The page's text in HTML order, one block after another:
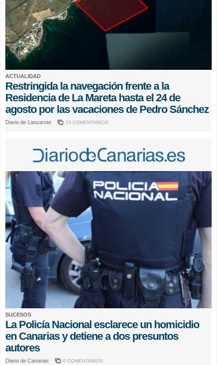
ACTUALIDAD
Restringida la navegación frente a la
Residencia de La Mareta hasta el 24 de
agosto por las vacaciones de Pedro Sánchez
Diario de Lanzarote 23 COMENTARIOS
SUCESOS
La Policía Nacional esclarece un homicidio
en Canarias y detiene a dos presuntos
autores
Diario de Canarias 0 COMENTARIOS